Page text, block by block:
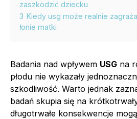
zaszkodzić dziecku
3 Kiedy usg może realnie
łonie matki
Badania nad wpływem USG na
płodu nie wykazały
szkodliwość. Warto jednak
badań skupia się na
długotrwałe konsekwencje